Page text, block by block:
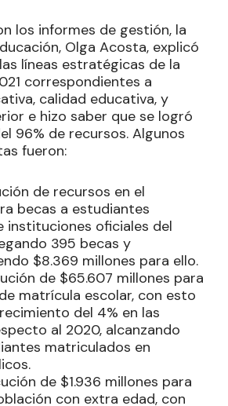
los informes de gestión, la
Olga Acosta, explicó
líneas estratégicas de la
correspondientes a
calidad educativa, y
e hizo saber que se logró
96% de recursos. Algunos
fueron:
de recursos en el
becas a estudiantes
instituciones oficiales del
395 becas y
$8.369 millones para ello.
de $65.607 millones para
matrícula escolar, con esto
del 4% en las
al 2020, alcanzando
matriculados en
de $1.936 millones para
con extra edad, con